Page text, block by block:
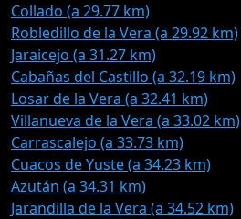
Collado (a 29.77 km)
Robledillo de la Vera (a 29.92 km)
Jaraicejo (a 31.27 km)
Cabañas del Castillo (a 32.19 km)
Losar de la Vera (a 32.41 km)
Villanueva de la Vera (a 33.02 km)
Carrascalejo (a 33.73 km)
Cuacos de Yuste (a 34.23 km)
Azután (a 34.31 km)
Jarandilla de la Vera (a 34.52 km)